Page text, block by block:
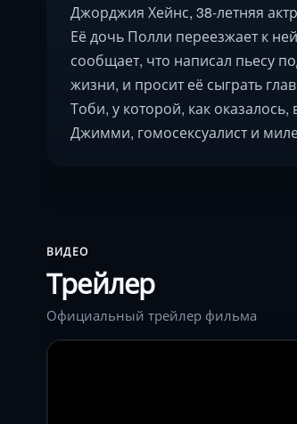
Джорджия Хейнс, 38-летняя
Её дочь Полли переезжает к
сообщает, что написал пьесу
жизни, и просит её сыграть
Тоби, у которой, как
Джимми, гомосексуалист и
ВИДЕО
Трейлер
Официальный трейлер фильма